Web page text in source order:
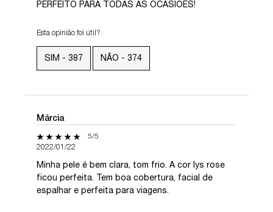
PERFEITO PARA TODAS AS OCASIOES!
Esta opinião foi útil?
SIM - 387 NÃO - 374
Márcia
5 out of 5 stars. 5/5
2022/01/22
Minha pele é bem clara, tom frio. A cor lys rose
ficou perfeita. Tem boa cobertura, facial de
espalhar e perfeita para viagens.